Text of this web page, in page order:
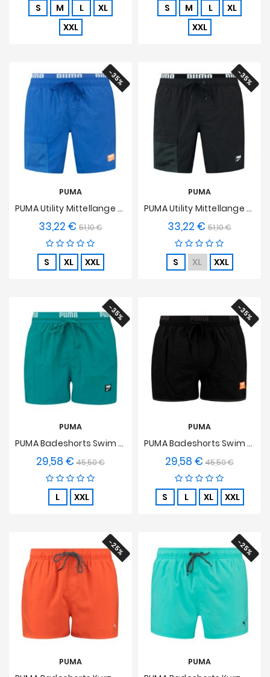
S M L
XL
XXL
S M L
XL
XXL
-35%
PUMA
PUMA Utility Mittellange Badeshorts – Blau
33,22 € Verkaufspreis
51,10 €Preis
S XL XXL
-35%
PUMA
PUMA Utility Mittellange Badeshorts – Schwarz
33,22 € Verkaufspreis
51,10 €Preis
S XL XXL
-35%
PUMA
PUMA Badeshorts Swim Track - Grün
29,58 € Verkaufspreis
45,50 €Preis
L XXL
-35%
PUMA
PUMA Badeshorts Swim Track - Schwarz
29,58 € Verkaufspreis
45,50 €Preis
S L XL XXL
-25%
PUMA
-25%
PUMA